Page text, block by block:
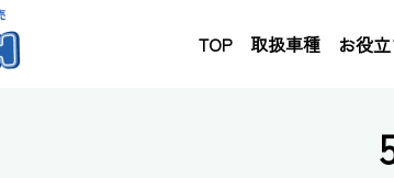
TOP 取扱車種 お役